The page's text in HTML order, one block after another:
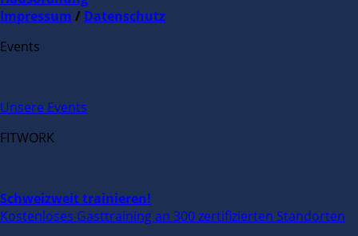
Impressum / Datenschutz
Events
Unsere Events
FITWORK
Schweizweit trainieren!
Kostenloses Gasttraining an 300 zertifizierten Standorten